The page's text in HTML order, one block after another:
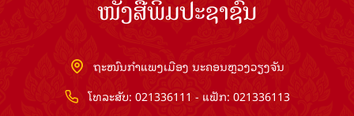
ໜັງສືພິມປະຊາຊົນ
ຖະໜົນກຳແພງເມືອງ ນະຄອນຫຼວງວຽງຈັນ
ໂທລະສັບ: 021336111 - ແຟັກ: 021336113